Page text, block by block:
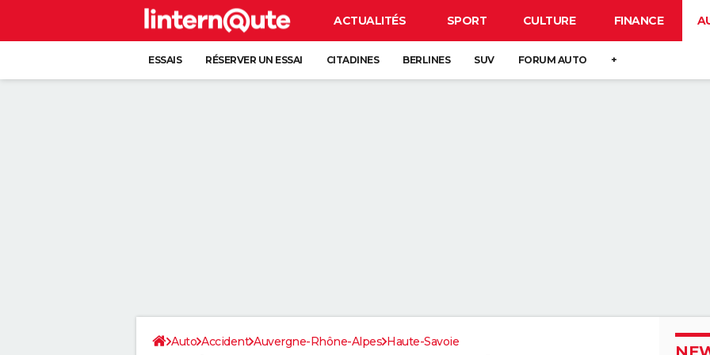
ACTUALITÉS SPORT CULTURE FINANCE
ESSAIS RÉSERVER UN ESSAI CITADINES BERLINES SUV FORUM AUTO +
Auto Accident Auvergne-Rhône-Alpes Haute-Savoie